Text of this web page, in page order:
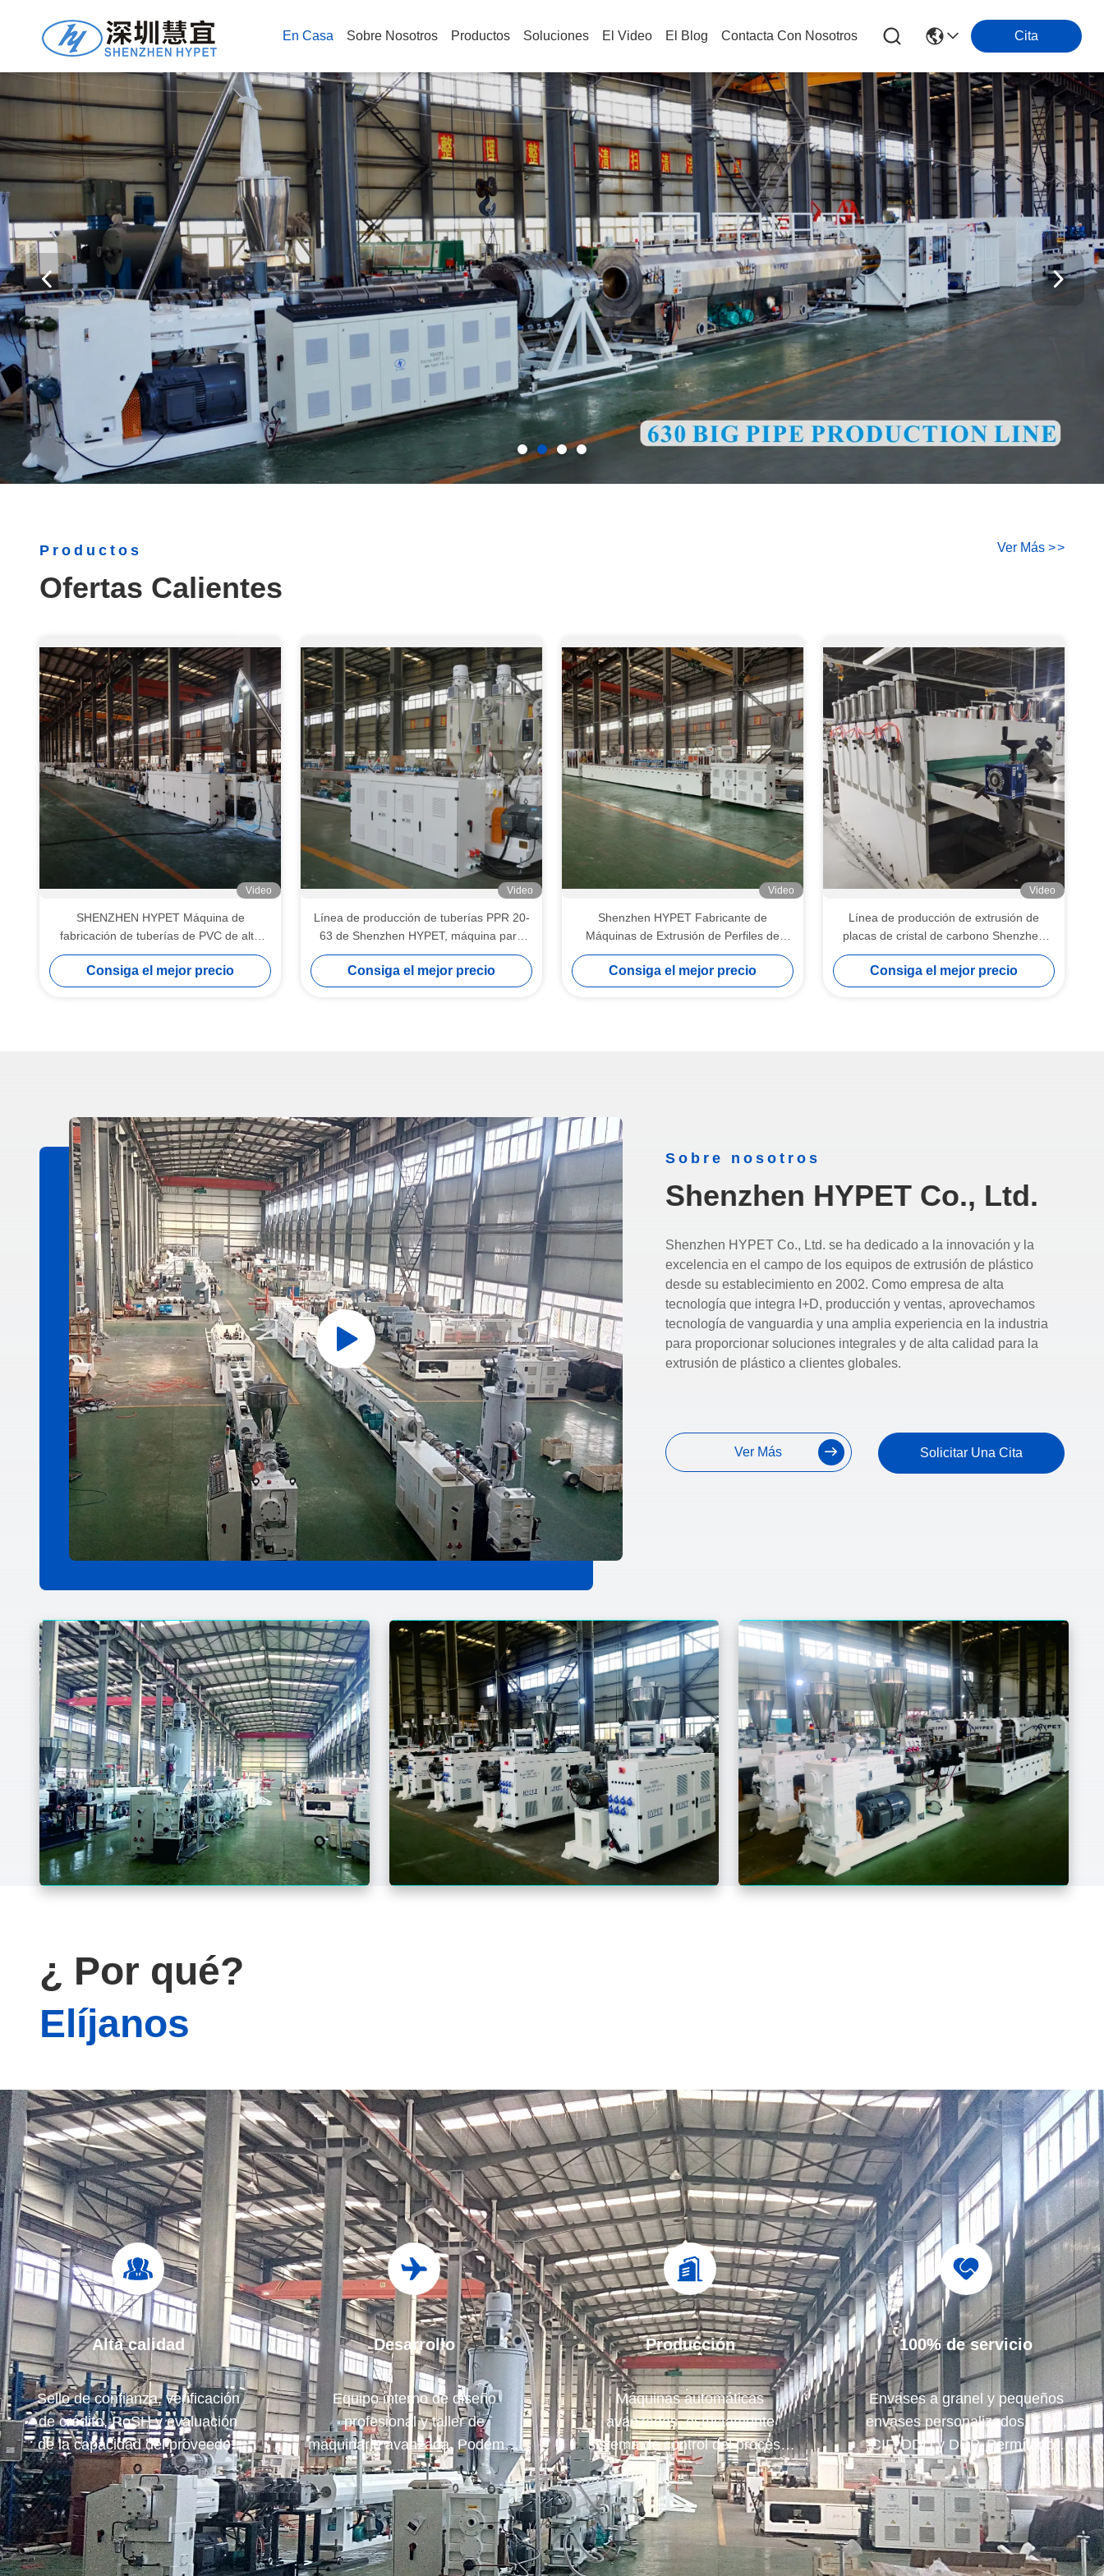
En Casa Sobre Nosotros Productos Soluciones El Video El Blog Contacta Con Nosotros Cita
Productos
Ofertas Calientes
Ver Más >>
Video
SHENZHEN HYPET Máquina de
fabricación de tuberías de PVC de alta
velocidad, Línea de producción de
extrusión de tuberías de alto relleno PVC-
O
Consiga el mejor precio
Video
Línea de producción de tuberías PPR 20-
63 de Shenzhen HYPET, máquina para
fabricar tuberías de tres capas HDPE PE
de 20-1200 mm
Consiga el mejor precio
Video
Shenzhen HYPET Fabricante de
Máquinas de Extrusión de Perfiles de
PVC/UPVC para Ventanas y Puertas
Correderas de Vidrio
Consiga el mejor precio
Video
Línea de producción de extrusión de
placas de cristal de carbono Shenzhen
HYPET, fabricante de máquinas para la
fabricación de equipos de tableros de
espuma de PVC de tres capas
Consiga el mejor precio
Sobre nosotros
Shenzhen HYPET Co., Ltd.
Shenzhen HYPET Co., Ltd. se ha dedicado a la innovación y la
excelencia en el campo de los equipos de extrusión de plástico
desde su establecimiento en 2002. Como empresa de alta
tecnología que integra I+D, producción y ventas, aprovechamos
tecnología de vanguardia y una amplia experiencia en la industria
para proporcionar soluciones integrales y de alta calidad para la
extrusión de plástico a clientes globales.
Ver Más Solicitar Una Cita
¿ Por qué?
Elíjanos
Alta calidad
Sello de confianza, verificación
de crédito, RoSH y evaluación
de la capacidad del proveedor.
La empresa tiene un estricto
sistema de control de calidad y
un laboratorio de pruebas
profesional.
Desarrollo
Equipo interno de diseño
profesional y taller de
maquinaria avanzada. Podemos
cooperar para desarrollar los
productos que necesita.
Producción
Máquinas automáticas
avanzadas, estrictamente
sistema de control del proceso.
Podemos fabricar todos los
terminales eléctricos más allá de
su demanda.
100% de servicio
Envases a granel y pequeños
envases personalizados, FOB,
CIF, DDU y DDP. Permítanos
ayudarle a encontrar la mejor
solución para todas sus
preocupaciones.